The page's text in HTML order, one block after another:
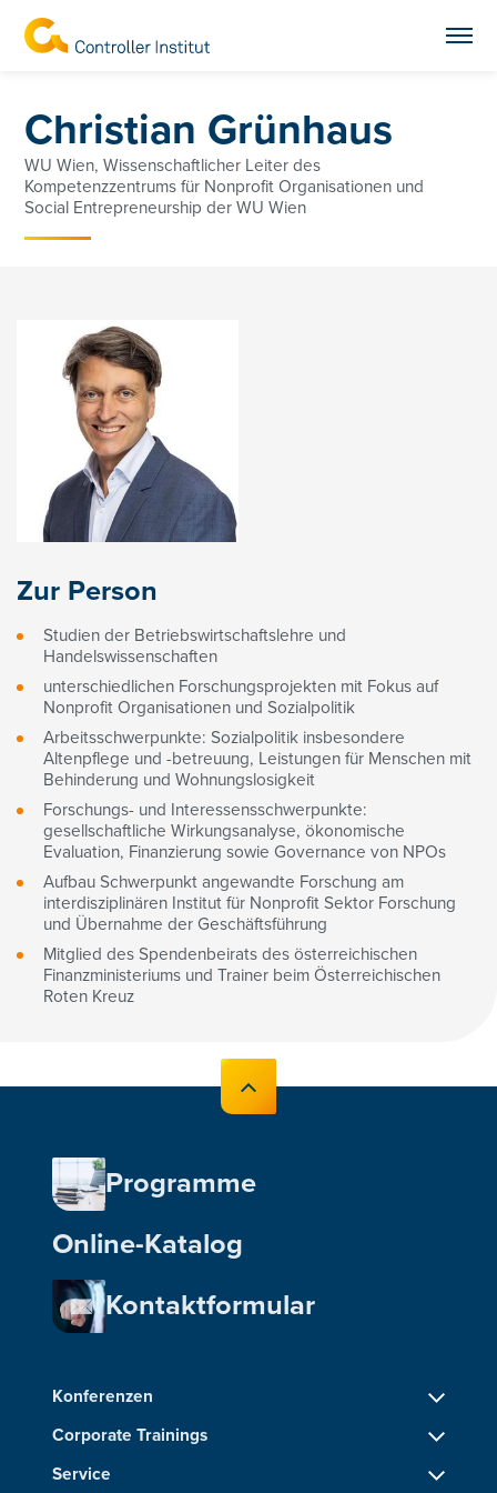
Christian Grünhaus
WU Wien, Wissenschaftlicher Leiter des
Kompetenzzentrums für Nonprofit Organisationen und
Social Entrepreneurship der WU Wien
Zur Person
Studien der Betriebswirtschaftslehre und
Handelswissenschaften
unterschiedlichen Forschungsprojekten mit Fokus auf
Nonprofit Organisationen und Sozialpolitik
Arbeitsschwerpunkte: Sozialpolitik insbesondere
Altenpflege und -betreuung, Leistungen für Menschen mit
Behinderung und Wohnungslosigkeit
Forschungs- und Interessensschwerpunkte:
gesellschaftliche Wirkungsanalyse, ökonomische
Evaluation, Finanzierung sowie Governance von NPOs
Aufbau Schwerpunkt angewandte Forschung am
interdisziplinären Institut für Nonprofit Sektor Forschung
und Übernahme der Geschäftsführung
Mitglied des Spendenbeirats des österreichischen
Finanzministeriums und Trainer beim Österreichischen
Roten Kreuz
Programme
Online-Katalog
Kontaktformular
Konferenzen
Corporate Trainings
Service